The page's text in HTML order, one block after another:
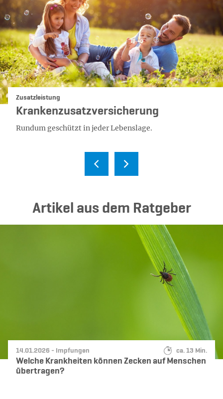
Kategorie:
Zusatzleistung
Krankenzusatzversicherung
Rundum geschützt in jeder Lebenslage.
Ar­ti­kel aus dem Rat­ge­ber
Datum:
14.01.2026 - Kategorie:
Impfungen Lesedauer:
ca. 13 Min.
Welche Krankheiten können Zecken auf Menschen
übertragen?